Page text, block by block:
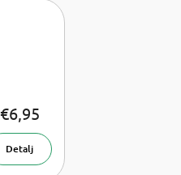
€6,95
Detalj